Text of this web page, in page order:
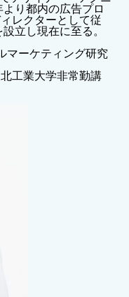
り都内の広告プロ
レクターとして従
立し現在に至る。
マーケティング研究
工業大学非常勤講